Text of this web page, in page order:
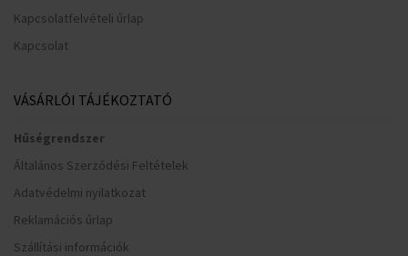
Kapcsolatfelvételi űrlap
Kapcsolat
VÁSÁRLÓI TÁJÉKOZTATÓ
Hűségrendszer
Általános Szerződési Feltételek
Adatvédelmi nyilatkozat
Reklamációs űrlap
Szállítási információk